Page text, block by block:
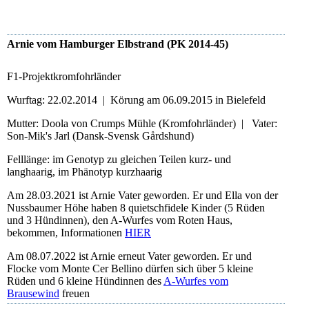
Arnie vom Hamburger Elbstrand (PK 2014-45)
F1-Projektkromfohrländer
Wurftag: 22.02.2014 | Körung am 06.09.2015 in Bielefeld
Mutter: Doola von Crumps Mühle (Kromfohrländer) | Vater:
Son-Mik's Jarl (Dansk-Svensk Gårdshund)
Felllänge: im Genotyp zu gleichen Teilen kurz- und
langhaarig, im Phänotyp kurzhaarig
Am 28.03.2021 ist Arnie Vater geworden. Er und Ella von der
Nussbaumer Höhe haben 8 quietschfidele Kinder (5 Rüden
und 3 Hündinnen), den A-Wurfes vom Roten Haus,
bekommen, Informationen HIER
Am 08.07.2022 ist Arnie erneut Vater geworden. Er und
Flocke vom Monte Cer Bellino dürfen sich über 5 kleine
Rüden und 6 kleine Hündinnen des A-Wurfes vom
Brausewind freuen